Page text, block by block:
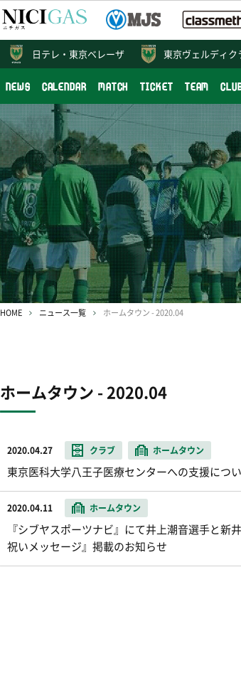
東京ヴェルディク
NEWS CALENDAR MATCH TICKET TEAM
日テレ・ 東京ベレーザ
HOME ニュース一覧 ホームタウン - 2020.04
ホームタウン - 2020.04
2020.04.27 クラブ ホームタウン
東京医科大学八王子医療センターへの支援につ
2020.04.11 ホームタウン
『シブヤスポーツナビ』にて井上潮音選手と
祝いメッセージ』掲載のお知らせ